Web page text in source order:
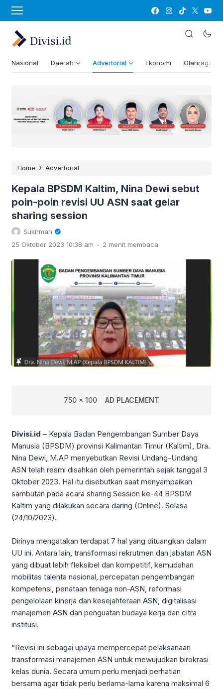
Nasional Daerah Advertorial Ekonomi Olahraga
Home › Advertorial
Kepala BPSDM Kaltim, Nina Dewi sebut
poin-poin revisi UU ASN saat gelar
sharing session
Sukirman
25 Oktober 2023 10:38 am . 2 menit membaca
750 x 100 AD PLACEMENT
Divisi.id – Kepala Badan Pengembangan Sumber Daya
Manusia (BPSDM) provinsi Kalimantan Timur (Kaltim), Dra.
Nina Dewi, M.AP menyebutkan Revisi Undang-Undang
ASN telah resmi disahkan oleh pemerintah sejak tanggal 3
Oktober 2023. Hal itu disebutkan saat menyampaikan
sambutan pada acara sharing Session ke-44 BPSDM
Kaltim yang dilakukan secara daring (Online). Selasa
(24/10/2023).
Dirinya mengatakan terdapat 7 hal yang dituangkan dalam
UU ini. Antara lain, transformasi rekrutmen dan jabatan ASN
yang dibuat lebih fleksibel dan kompetitif, kemudahan
mobilitas talenta nasional, percepatan pengembangan
kompetensi, penataan tenaga non-ASN, reformasi
pengelolaan kinerja dan kesejahteraan ASN, digitalisasi
manajemen ASN dan penguatan budaya kerja dan citra
institusi.
“Revisi ini sebagai upaya mempercepat pelaksanaan
transformasi manajemen ASN untuk mewujudkan birokrasi
kelas dunia. Secara umum perlu menjadi perhatian
bersama agar tidak perlu berlama-lama karena maksimal 6